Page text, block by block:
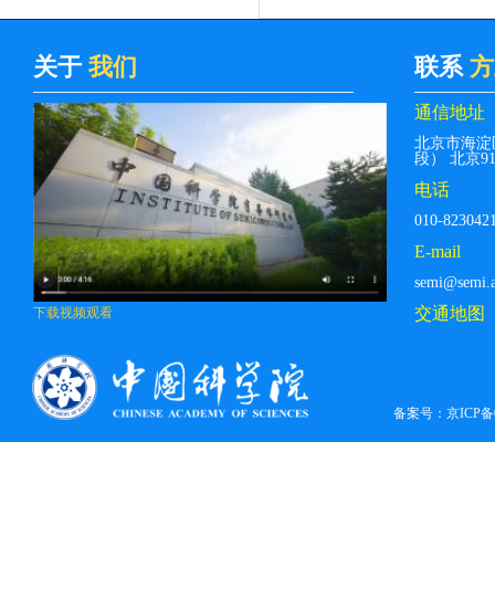
WORLD大会（2025.6.24-26，北
京）
2025年第六届世界光子大会
（2025.6.24-27）
第八届机械、电子和工业工程国际
学术会议（MEIE2025）（2025.7.12-
14，太原）
首届全球华人材料大会 暨全球海外
华人材料学者学会成立大会
第三届光通信和光学信息处理国际
学术会议（2025.8.1-3，合肥）
关于 我们
下载视频观看
联系
通信地址
北京市海
段） 北京
电话
010-
E-mail
交通地图
备案号： 京ICP